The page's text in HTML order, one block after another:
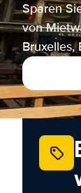
Sparen
von
Bruxelles,